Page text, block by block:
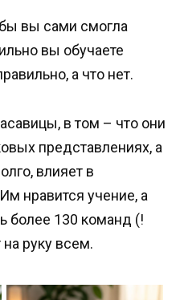
вы сами смогла
вы обучаете
а что нет.
в том – что они
представлениях, а
влияет в
нравится учение, а
более 130 команд (!
руку всем.